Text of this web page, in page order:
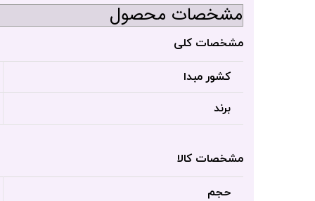
مشخصات محصول
مشخصات کلی
کشور مبدا
برند
مشخصات کالا
حجم